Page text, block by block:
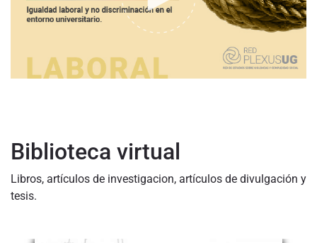
Biblioteca virtual
Libros, artículos de investigacion, artículos de divulgación y
tesis.